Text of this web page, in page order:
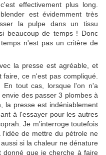
effectivement plus long.
est évidemment très
la pulpe dans un tissu
beaucoup de temps ! Donc
n'est pas un critère de
la presse est agréable, et
ce n'est pas compliqué.
En tout cas, lorsque l'on n'a
des passer 3 plombes à
la presse est indéniablement
à l'essayer pour les autres
Je m'interroge toutefois
de mettre du pétrole ne
si la chaleur ne dénature
donné que je cherche à faire